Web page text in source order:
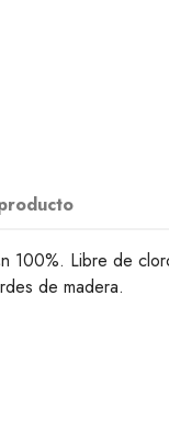
100%. Libre de
de madera.